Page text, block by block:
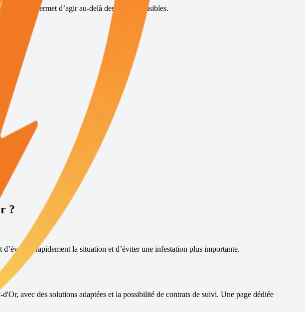
ce qui permet d’agir au-delà des insectes visibles.
?
d’évaluer rapidement la situation et d’éviter une infestation plus importante.
d'Or, avec des solutions adaptées et la possibilité de contrats de suivi. Une page dédiée